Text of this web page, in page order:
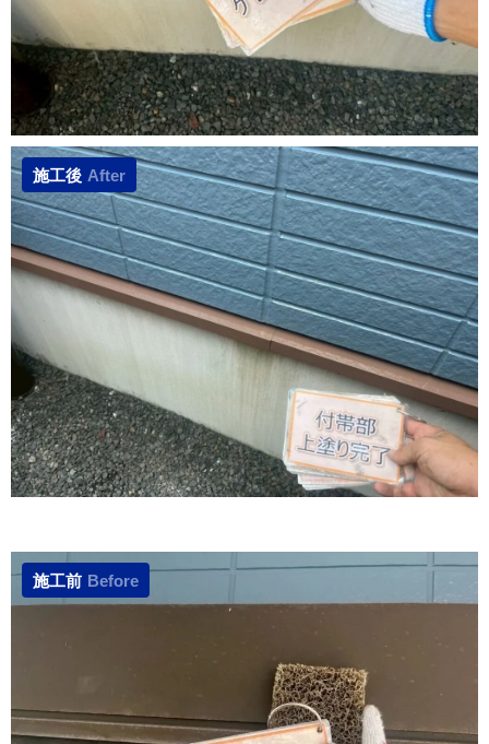
施工後 After
施工前 Before